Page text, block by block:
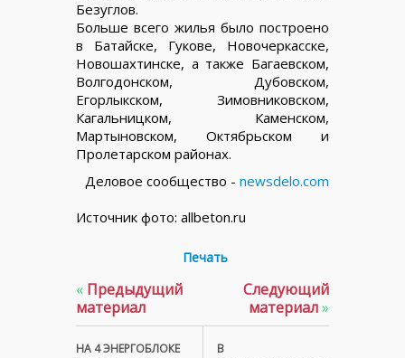
Безуглов.
Больше всего жилья было построено
в Батайске, Гукове, Новочеркасске,
Новошахтинске, а также Багаевском,
Волгодонском, Дубовском,
Егорлыкском, Зимовниковском,
Кагальницком, Каменском,
Мартыновском, Октябрьском и
Пролетарском районах.
Деловое сообщество - newsdelo.com
Источник фото: allbeton.ru
Печать
« Предыдущий
материал
НА 4 ЭНЕРГОБЛОКЕ
Следующий
материал»
В